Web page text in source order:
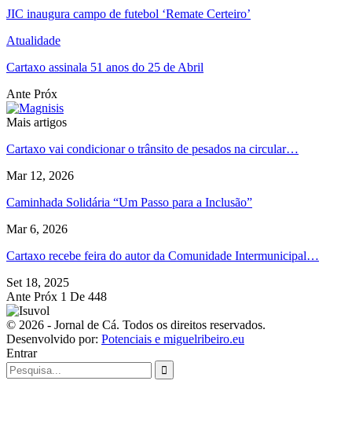
JIC inaugura campo de futebol ‘Remate Certeiro’
Atualidade
Cartaxo assinala 51 anos do 25 de Abril
Ante Próx
Mais artigos
Cartaxo vai condicionar o trânsito de pesados na circular…
Mar 12, 2026
Caminhada Solidária “Um Passo para a Inclusão”
Mar 6, 2026
Cartaxo recebe feira do autor da Comunidade Intermunicipal…
Set 18, 2025
Ante Próx 1 De 448
© 2026 - Jornal de Cá. Todos os direitos reservados.
Desenvolvido por: Potenciais e miguelribeiro.eu
Entrar